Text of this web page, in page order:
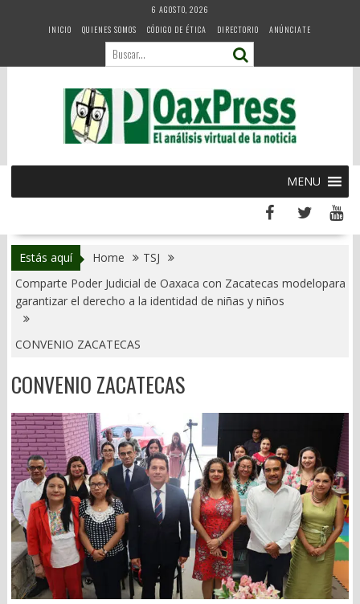
6 AGOSTO, 2026
INICIO
QUIENES SOMOS CÓDIGO DE ÉTICA DIRECTORIO ANÚNCIATE
MENU
Estás aquí Home
TSJ
Comparte Poder Judicial de Oaxaca con Zacatecas modelopara
garantizar el derecho a la identidad de niñas y niños
CONVENIO ZACATECAS
CONVENIO ZACATECAS